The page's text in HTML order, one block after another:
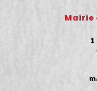
Mairie
1